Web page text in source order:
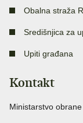
Obalna straža
Središnjica za
Upiti građana
Kontakt
Ministarstvo